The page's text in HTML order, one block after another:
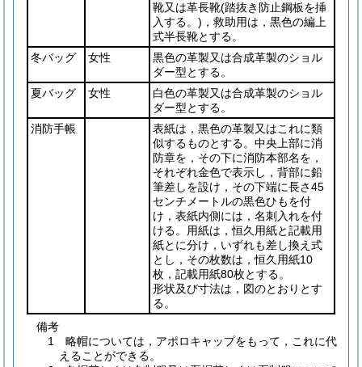
靴又は革長靴(踏抜き防止鋼板を挿
入する。) ，救助用は，黒色の編上
式半長靴とする。
冬バッグ
女性
黒色の革製又は合成革製のショル
ダー型とする。
夏バッグ
女性
白色の革製又は合成革製のショル
ダー型とする。
消防手帳
表紙は，黒色の革製又はこれに類
似するものとする。中央上部に消
防章を，その下に消防本部名を，
それぞれ金色で表示し，背部に鉛
筆差しを設け，その下端に長さ45
センチメートルの黒色ひもを付
け，表紙内側には，名刺入れを付
ける。用紙は，恒久用紙と記載用
紙とに分け，いずれも差し換え式
とし，その枚数は，恒久用紙10
枚，記載用紙80枚とする。
形状及び寸法は，図のとおりとす
る。
備考
1 略帽については，アポロキャップをもって，これに代
えることができる。